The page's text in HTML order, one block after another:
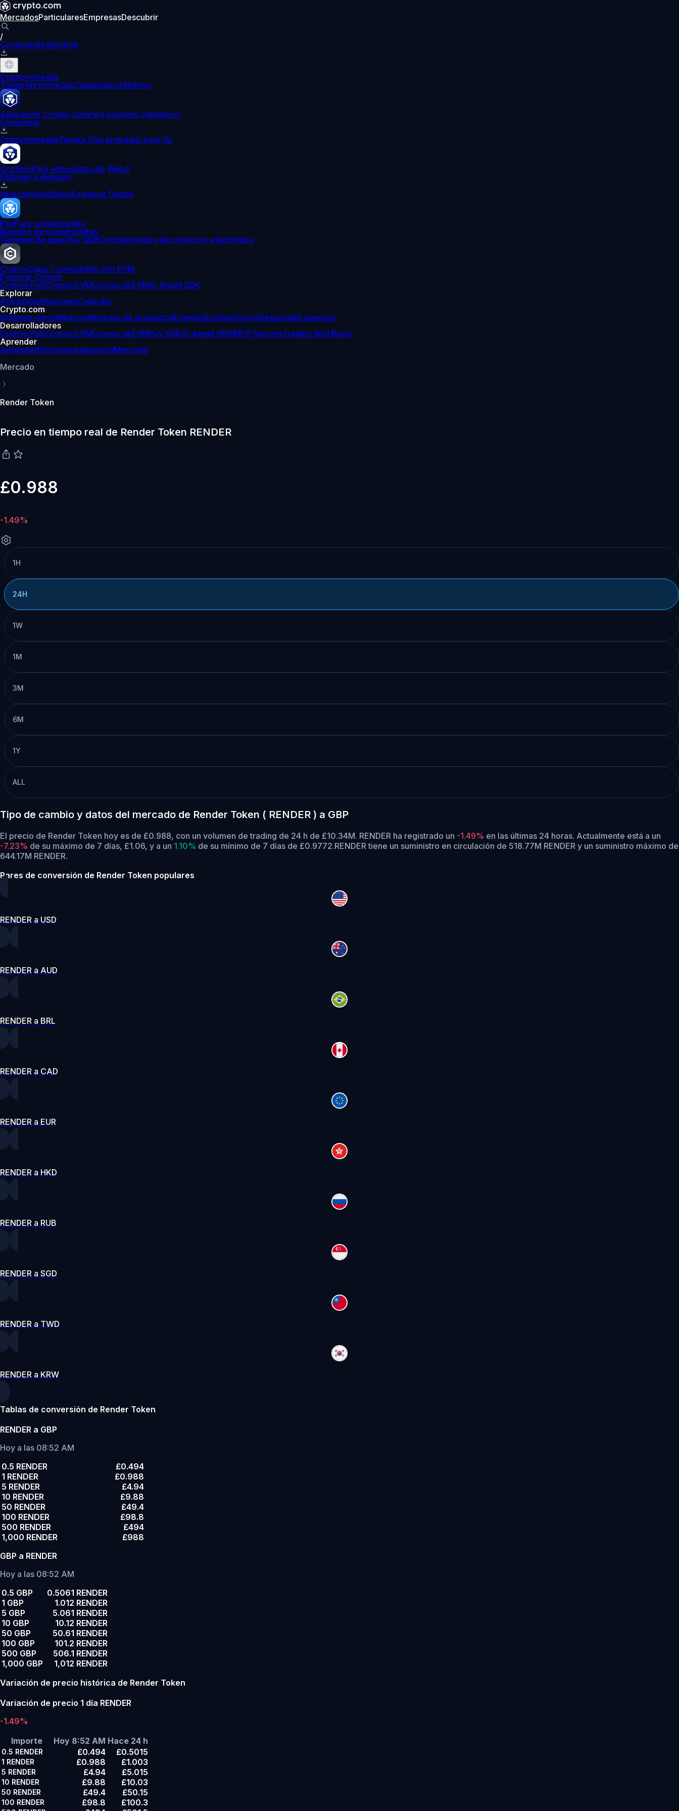
MercadosParticularesEmpresasDescubrir
/
ConectarRegistrarse
Criptomonedas
Todas las monedasCestasGanarStaking
Aplicación Crypto.comPara usuarios cotidianos
Comenzar
CriptomonedasTarjeta Visa prepagoLevel Up
OnchainPara entusiastas de Web3
Obtener extensión
IntercambiosStakeExaminar DApps
PayPara comerciantes
Registro de comerciantes
Terminal de pagoPay SDKComplementos de comercio electrónico
CronosCapa 1 compatible con EVM
Explorar Cronos
Cronos PoSCronos EVMCronos zkEVMAI Agent SDK
Explorar
AfiliadoInstitucionesCustodia
Crypto.com
Quiénes somosNoticiasNoticias de productosEventosEmpleoSociosSeguridadLicencias
Desarrolladores
Cronos PoSCronos EVMCronos zkEVMPay SDKAI Agent SDKMCP ServersTrading Skill Repo
Aprender
AprenderBitcoinInvestigaciónMercado
Mercado
Render Token
Precio en tiempo real de Render Token RENDER
£0.988
-1.49%
1H
24H
1W
1M
3M
6M
1Y
ALL
Tipo de cambio y datos del mercado de Render Token ( RENDER ) a GBP
El precio de Render Token hoy es de £0.988, con un volumen de trading de 24 h de £10.34M. RENDER ha registrado un -1.49% en las últimas 24 horas. Actualmente está a un
-7.23% de su máximo de 7 días, £1.06, y a un 1.10% de su mínimo de 7 días de £0.9772.RENDER tiene un suministro en circulación de 518.77M RENDER y un suministro máximo de
644.17M RENDER.
Pares de conversión de Render Token populares
RENDER a USD
RENDER a AUD
RENDER a BRL
RENDER a CAD
RENDER a EUR
RENDER a HKD
RENDER a RUB
RENDER a SGD
RENDER a TWD
RENDER a KRW
Tablas de conversión de Render Token
RENDER a GBP
Hoy a las 08:52 AM
0.5 RENDER
£0.494
1 RENDER
£0.988
5 RENDER
£4.94
10 RENDER
£9.88
50 RENDER
£49.4
100 RENDER
£98.8
500 RENDER
£494
1,000 RENDER
£988
GBP a RENDER
Hoy a las 08:52 AM
0.5 GBP
0.5061 RENDER
1 GBP
1.012 RENDER
5 GBP
5.061 RENDER
10 GBP
10.12 RENDER
50 GBP
50.61 RENDER
100 GBP
101.2 RENDER
500 GBP
506.1 RENDER
1,000 GBP
1,012 RENDER
Variación de precio histórica de Render Token
Variación de precio 1 día RENDER
-1.49%
Importe
Hoy 8:52 AM Hace 24 h
0.5 RENDER £0.494 £0.5015
1 RENDER £0.988 £1.003
5 RENDER £4.94 £5.015
10 RENDER £9.88 £10.03
50 RENDER £49.4 £50.15
100 RENDER £98.8 £100.3